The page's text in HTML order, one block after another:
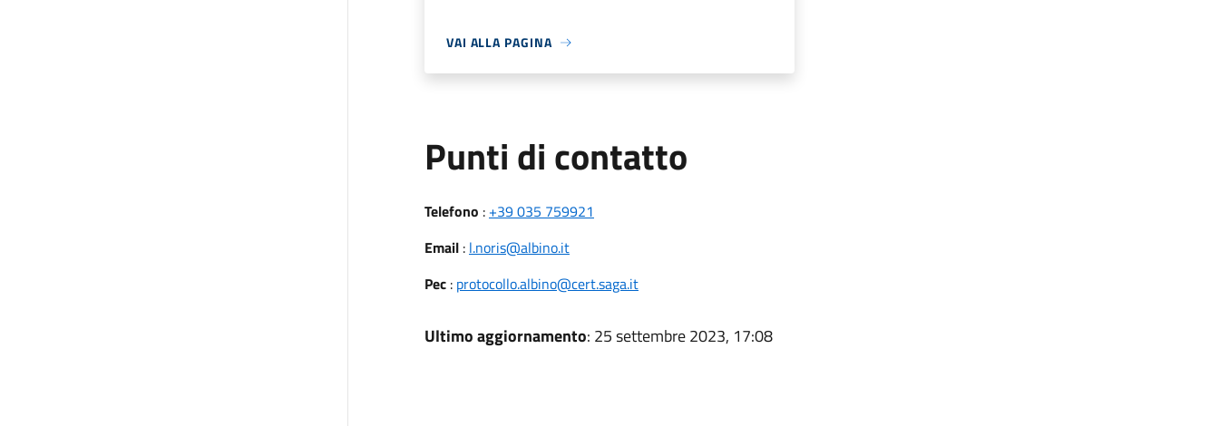
VAI ALLA PAGINA
Punti di contatto
Telefono : +39 035 759921
Email: l.noris@albino.it
Pec: protocollo.albino@cert.saga.it
Ultimo aggiornamento: 25 settembre 2023, 17:08